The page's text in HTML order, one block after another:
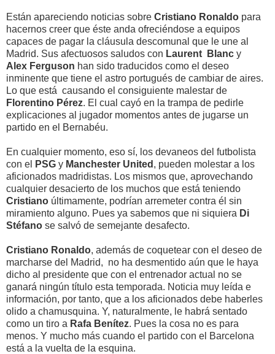
Están apareciendo noticias sobre Cristiano Ronaldo para
hacernos creer que éste anda ofreciéndose a equipos
capaces de pagar la cláusula descomunal que le une al
Madrid. Sus afectuosos saludos con Laurent Blanc y
Alex Ferguson han sido traducidos como el deseo
inminente que tiene el astro portugués de cambiar de aires.
Lo que está causando el consiguiente malestar de
Florentino Pérez. El cual cayó en la trampa de pedirle
explicaciones al jugador momentos antes de jugarse un
partido en el Bernabéu.
En cualquier momento, eso sí, los devaneos del futbolista
con el
PSG y Manchester United , pueden molestar a los
aficionados madridistas. Los mismos que, aprovechando
cualquier desacierto de los muchos que está teniendo
Cristiano últimamente, podrían arremeter contra él sin
miramiento alguno. Pues ya sabemos que ni siquiera Di
Stéfano se salvó de semejante desafecto.
Cristiano Ronaldo, además de coquetear con el deseo de
marcharse del Madrid, no ha desmentido aún que le haya
dicho al presidente que con el entrenador actual no se
ganará ningún título esta temporada. Noticia muy leída e
información, por tanto, que a los aficionados debe haberles
olido a chamusquina. Y, naturalmente, le habrá sentado
como un tiro a Rafa Benítez. Pues la cosa no es para
menos. Y mucho más cuando el partido con el Barcelona
está a la vuelta de la esquina.